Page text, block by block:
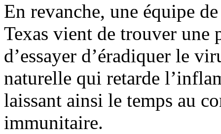
En revanche, une équipe
Texas vient de trouver une
d’essayer d’éradiquer le
naturelle qui retarde
laissant ainsi le temps au
immunitaire.